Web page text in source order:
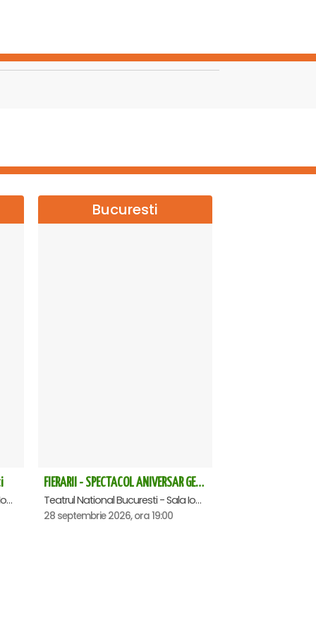
Teatrul National Bucuresti - Sala Ion Caramitru, Bucuresti
Bucuresti
FIERARII - SPECTACOL ANIVERSAR GEORGE MIHĂIȚĂ
Teatrul National Bucuresti - Sala Ion Caramitru, Bucuresti
28 septembrie 2026, ora 19:00